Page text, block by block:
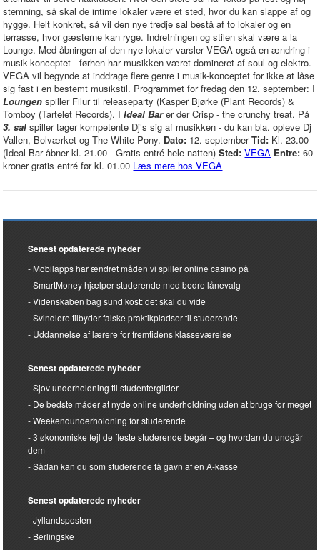
stemning, så skal de intime lokaler være et sted, hvor du kan slappe af og
hygge. Helt konkret, så vil den nye tredje sal bestå af to lokaler og en
terrasse, hvor gæsterne kan ryge. Indretningen og stilen skal være a la
Lounge. Med åbningen af den nye lokaler varsler VEGA også en ændring i
musik-konceptet - førhen har musikken været domineret af soul og elektro.
VEGA vil begynde at inddrage flere genre i musik-konceptet for ikke at låse
sig fast i en bestemt musikstil. Programmet for fredag den 12. september: I
Loungen spiller Filur til releaseparty (Kasper Bjørke (Plant Records) &
Tomboy (Tartelet Records). IIdeal Barer der Crisp - the crunchy treat. På
3. sal spiller tager kompetente Dj’s sig af musikken - du kan bla. opleve Dj
Vallen, Bolværket og The White Pony. Dato: 12. septemberTid: Kl. 23.00
(Ideal Bar åbner kl. 21.00 - Gratis entré hele natten)Sted: VEGA Entre: 60
kroner gratis entré før kl. 01.00 Læs mere hos VEGA
Senest opdaterede nyheder
Mobilapps har ændret måden vi spiller online casino på
SmartMoney hjælper studerende med bedre lånevalg
Videnskaben bag sund kost: det skal du vide
Svindlere tilbyder falske praktikpladser til studerende
Uddannelse af lærere for fremtidens klasseværelse
Senest opdaterede nyheder
Sjov underholdning til studentergilder
De bedste måder at nyde online underholdning uden at bruge for meget
Weekendunderholdning for studerende
3 økonomiske fejl de fleste studerende begår – og hvordan du undgår
dem
Sådan kan du som studerende få gavn af en A-kasse
Senest opdaterede nyheder
Jyllandsposten
Berlingske